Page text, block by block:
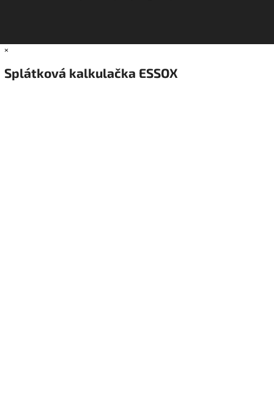
×
Splátková kalkulačka ESSOX